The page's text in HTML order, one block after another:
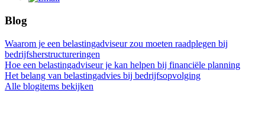
Blog
Waarom je een belastingadviseur zou moeten raadplegen bij
bedrijfsherstructureringen
Hoe een belastingadviseur je kan helpen bij financiële planning
Het belang van belastingadvies bij bedrijfsopvolging
Alle blogitems bekijken